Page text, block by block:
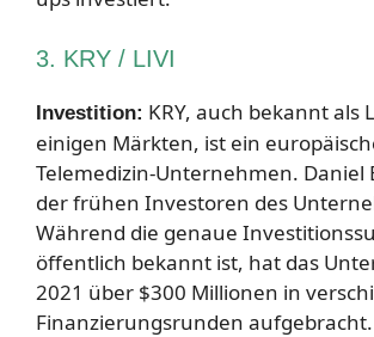
3. KRY / LIVI
Investition: KRY, auch bekannt als
einigen Märkten, ist ein
Telemedizin-Unternehmen. Daniel
der frühen Investoren des
Während die genaue
öffentlich bekannt ist, hat das
2021 über $300 Millionen in
Finanzierungsrunden aufgebracht.